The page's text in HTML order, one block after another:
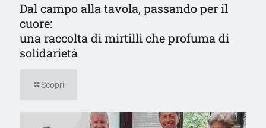
Dal campo alla tavola, passando per il
cuore:
una raccolta di mirtilli che profuma di
solidarietà
Scopri